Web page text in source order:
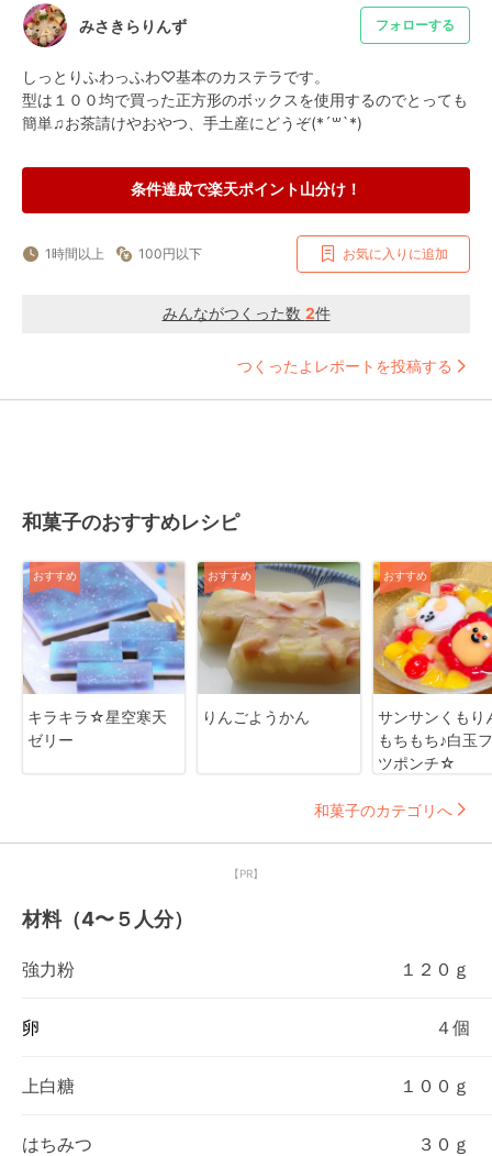
みさきらりんず フォローする
しっとりふわっふわ♡基本のカステラです。
型は１００均で買った正方形のボックスを使用するのでとっても
簡単♫お茶請けやおやつ、手土産にどうぞ(*´꒳`*)
条件達成で楽天ポイント山分け！
1時間以上 100円以下 お気に入りに追加
みんながつくった数 2件
つくったよレポートを投稿する
和菓子のおすすめレシピ
おすすめ
キラキラ☆星空寒天
ゼリー
おすすめ
りんごようかん
おすすめ
サンサンくもり
もちもち♪白玉
ツポンチ☆
和菓子のカテゴリへ
【PR】
材料（4〜５人分）
強力粉 １２０ｇ
卵 ４個
上白糖 １００ｇ
はちみつ ３０ｇ